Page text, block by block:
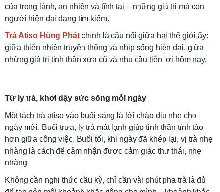
của trong lành, an nhiên và tĩnh tại – những giá trị mà con
người hiện đại đang tìm kiếm.
Trà Atiso Hùng Phát chính là cầu nối giữa hai thế giới ấy:
giữa thiên nhiên truyền thống và nhịp sống hiện đại, giữa
những giá trị tinh thần xưa cũ và nhu cầu tiện lợi hôm nay.
Từ ly trà, khơi dậy sức sống mỗi ngày
Một tách trà atiso vào buổi sáng là lời chào dịu nhẹ cho
ngày mới. Buổi trưa, ly trà mát lạnh giúp tinh thần tỉnh táo
hơn giữa công việc. Buổi tối, khi ngày đã khép lại, vị trà nhẹ
nhàng là cách để cảm nhận được cảm giác thư thái, nhẹ
nhàng.
Không cần nghi thức cầu kỳ, chỉ cần vài phút pha trà là đủ